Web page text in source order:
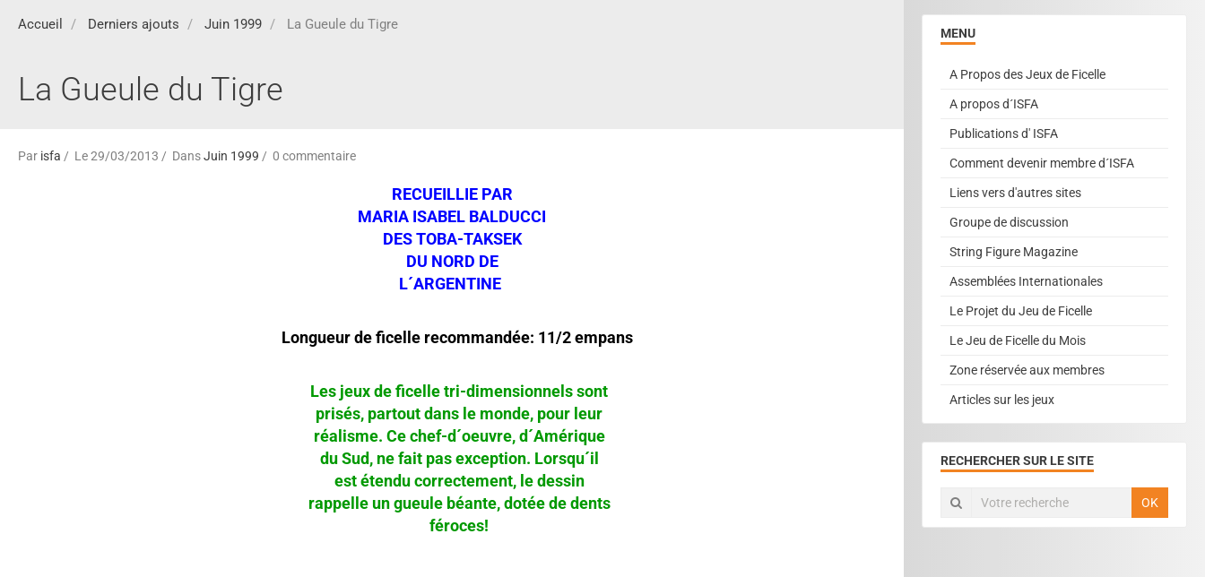
Accueil Derniers ajouts Juin 1999 La Gueule du Tigre
La Gueule du Tigre
Par isfa Le 29/03/2013 DansJuin 1999 0 commentaire
RECUEILLIE PAR
MARIA ISABEL BALDUCCI
DES TOBA-TAKSEK
DU NORD DE
L´ARGENTINE
Longueur de ficelle recommandée: 11/2 empans
Les jeux de ficelle tri-dimensionnels sont
prisés, partout dans le monde, pour leur
réalisme. Ce chef-d´oeuvre, d´Amérique
du Sud, ne fait pas exception. Lorsqu´il
est étendu correctement, le dessin
rappelle un gueule béante, dotée de dents
féroces!
MENU
A Propos des Jeux de Ficelle
A propos d´ISFA
Publications d' ISFA
Comment devenir membre d´ISFA
Liens vers d'autres sites
Groupe de discussion
String Figure Magazine
Assemblées Internationales
Le Projet du Jeu de Ficelle
Le Jeu de Ficelle du Mois
Zone réservée aux membres
Articles sur les jeux
RECHERCHER SUR LE SITE
OK